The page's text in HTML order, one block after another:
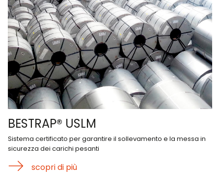
BESTRAP® USLM
Sistema certificato per garantire il sollevamento e la messa in
sicurezza dei carichi pesanti
scopri di più